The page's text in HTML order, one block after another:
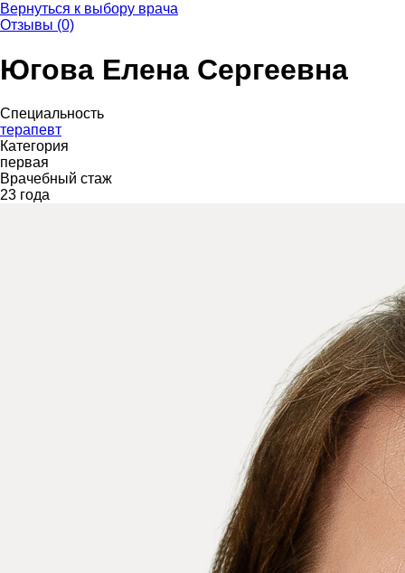
Вернуться к выбору врача
Отзывы (0)
Югова Елена Сергеевна
Специальность
терапевт
Категория
первая
Врачебный стаж
23 года